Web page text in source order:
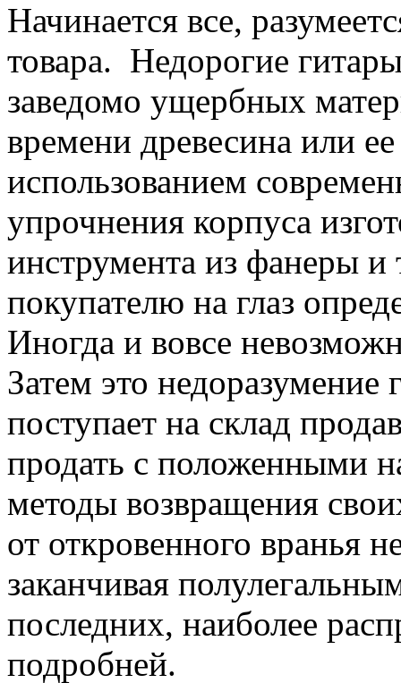
Начинается все,
товара. Недорогие
заведомо ущербных
времени древесина или
использованием
упрочнения корпуса
инструмента из фанеры
покупателю на глаз
Иногда и вовсе
Затем это недоразумение
поступает на склад
продать с положенными
методы возвращения
от откровенного вранья
заканчивая
последних, наиболее
подробней.